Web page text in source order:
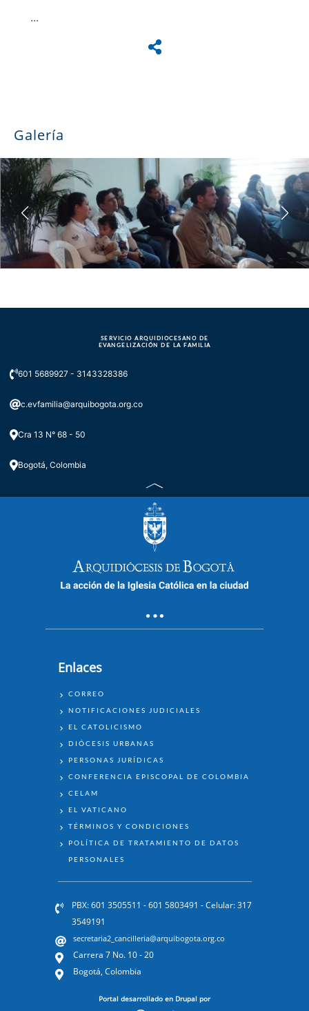
...
Galería
SERVICIO ARQUIDIOCESANO DE
EVANGELIZACIÓN DE LA FAMILIA
601 5689927 - 3143328386
c.evfamilia@arquibogota.org.co
Cra 13 N° 68 - 50
Bogotá, Colombia
Enlaces
ENLACES
CORREO
NOTIFICACIONES JUDICIALES
EL CATOLICISMO
DIÓCESIS URBANAS
PERSONAS JURÍDICAS
CONFERENCIA EPISCOPAL DE COLOMBIA
CELAM
EL VATICANO
TÉRMINOS Y CONDICIONES
POLÍTICA DE TRATAMIENTO DE DATOS
PERSONALES
PBX: 601 3505511 - 601 5803491 - Celular: 317
3549191
secretaria2_cancilleria@arquibogota.org.co
Carrera 7 No. 10 - 20
Bogotá, Colombia
Portal desarrollado en Drupal por